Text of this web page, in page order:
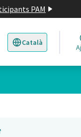
PAM
Català
Triar la llengua
22